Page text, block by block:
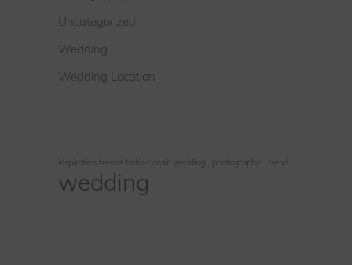
Uncategorized
Wedding
Wedding Location
inspiration trends boho classic wedding photography trend
wedding